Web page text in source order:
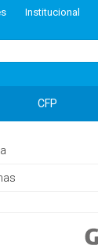
Institucional
CFP